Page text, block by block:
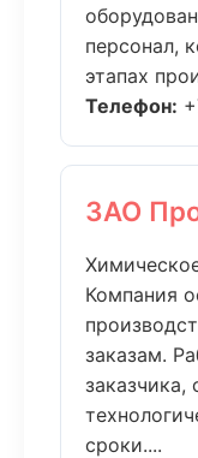
персонал,
этапах
Телефон:
ЗАО
Компания
заказам.
сроки....